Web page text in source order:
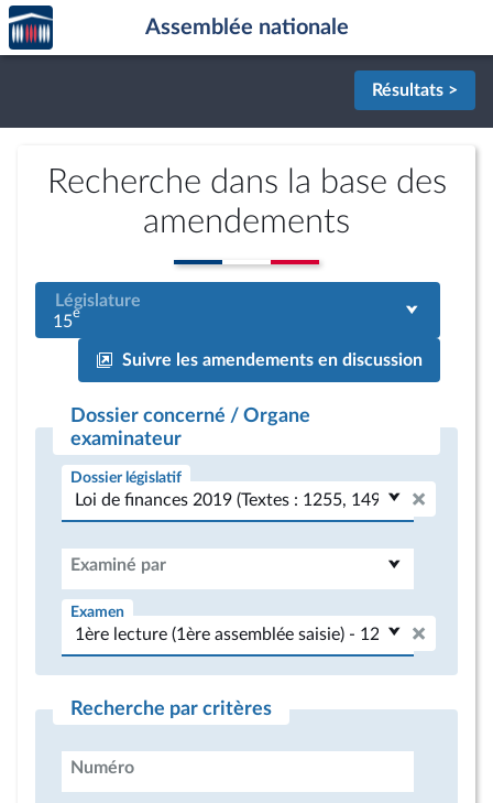
Aller au contenu
Aller en bas de la page
Accèder
à la
page
Assemblée nationale
Résultats >
Recherche dans la base des
amendements
Législature
15e
Suivre les amendements en discussion
Dossier concerné / Organe
examinateur
Dossier législatif
Examiné par
Examen
Recherche par critères
Numéro